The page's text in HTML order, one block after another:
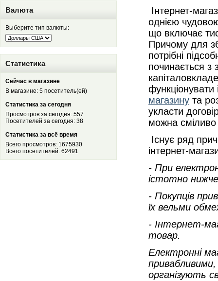
Валюта
Выберите тип валюты:
Статистика
Сейчас в магазине
В магазине: 5 посетитель(ей)
Статистика за сегодня
Просмотров за сегодня: 557
Посетителей за сегодня: 38
Статистика за всё время
Всего просмотров: 1675930
Всего посетителей: 62491
Інтернет-
однією
що включає
Причому для
потрібні
починається з
магазину та
укласти
можна сміливо
Існує ряд
інтернет-
- При
істотно
- Покупців
їх вельми
- Інтернет-
товар.
Електронні
привабливими,
організують